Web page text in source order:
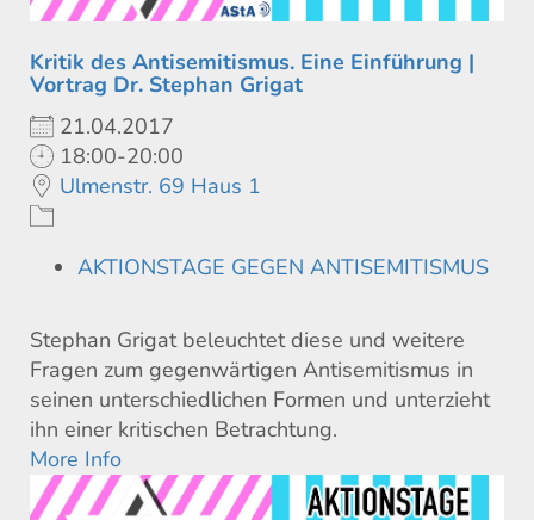
Kritik des Antisemitismus. Eine Einführung |
Vortrag Dr. Stephan Grigat
21.04.2017
18:00-20:00
Ulmenstr. 69 Haus 1
AKTIONSTAGE GEGEN ANTISEMITISMUS
Stephan Grigat beleuchtet diese und weitere
Fragen zum gegenwärtigen Antisemitismus in
seinen unterschiedlichen Formen und unterzieht
ihn einer kritischen Betrachtung.
More Info